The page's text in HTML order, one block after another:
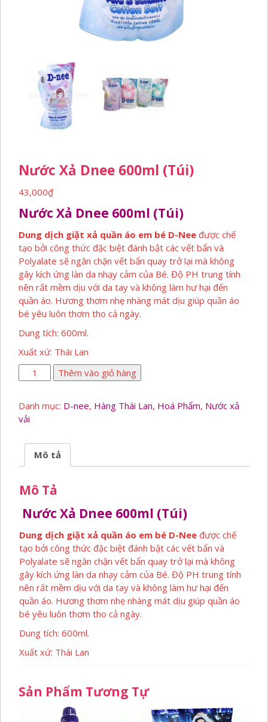
Nước Xả Dnee 600ml (túi)
43,000₫
Nước Xả Dnee 600ml (túi)
Dung dịch giặt xả quần áo em bé D-Nee được chế
tạo bởi công thức đặc biệt đánh bật các vết bẩn và
Polyalate sẽ ngăn chặn vết bẩn quay trở lại mà không
gây kích ứng làn da nhạy cảm của Bé. Độ PH trung tính
nên rất mềm dịu với da tay và không làm hư hại đến
quần áo. Hương thơm nhẹ nhàng mát dịu giúp quần áo
bé yêu luôn thơm tho cả ngày.
Dung tích: 600ml.
Xuất xứ: Thái Lan
Nước
Xả
600ml
(túi)
Thêm vào giỏ hàng
Danh mục: D-nee, Hàng Thái Lan, Hoá Phẩm, Nước xả
vải
Mô tả
Mô Tả
Nước Xả Dnee 600ml (túi)
Dung dịch giặt xả quần áo em bé D-Nee được chế
tạo bởi công thức đặc biệt đánh bật các vết bẩn và
Polyalate sẽ ngăn chặn vết bẩn quay trở lại mà không
gây kích ứng làn da nhạy cảm của Bé. Độ PH trung tính
nên rất mềm dịu với da tay và không làm hư hại đến
quần áo. Hương thơm nhẹ nhàng mát dịu giúp quần áo
bé yêu luôn thơm tho cả ngày.
Dung tích: 600ml.
Xuất xứ: Thái Lan
Sản Phẩm Tương Tự